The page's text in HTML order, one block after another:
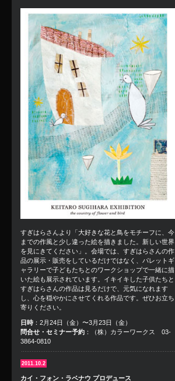
すぎはらさんより「大好きな花と鳥をモチーフに、今
までの作風と少し違った絵を描きました。新しい世界
を見にきてください」。会場では、すぎはらさんの作
品の展示・販売をしているだけではなく、パレットギ
ャラリーで子どもたちとのワークショップで一緒に描
いた絵も展示されています。イキイキした子供たちと
すぎはらさんの作品は見るだけで、元気になれます
し、心を穏やかにさせてくれる作品です。ぜひお立ち
寄りください。
日時 ：2月24日（金）〜3月23日（金）
問合せ・セミナー予約 ：（株）カラーワークス 03-
3864-0810
2011.10.2
カイ・フォン・ラベナウ プロデュース